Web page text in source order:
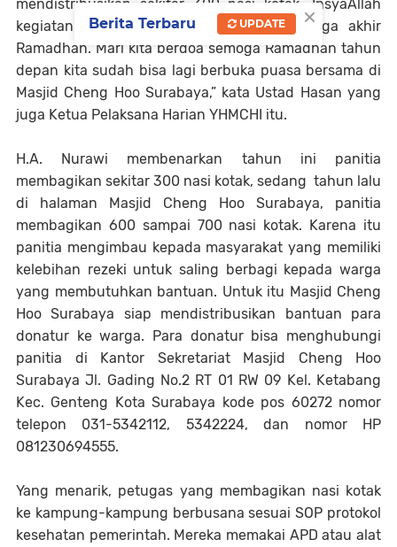
mendistribusikan sekitar 300 nasi kotak. InsyaAllah
kegiatan ini akan terus berlangsung hingga akhir
Ramadhan. Mari kita berdoa semoga Ramadhan tahun
depan kita sudah bisa lagi berbuka puasa bersama di
Masjid Cheng Hoo Surabaya,” kata Ustad Hasan yang
juga Ketua Pelaksana Harian YHMCHI itu.
H.A. Nurawi membenarkan tahun ini panitia
membagikan sekitar 300 nasi kotak, sedang tahun lalu
di halaman Masjid Cheng Hoo Surabaya, panitia
membagikan 600 sampai 700 nasi kotak. Karena itu
panitia mengimbau kepada masyarakat yang memiliki
kelebihan rezeki untuk saling berbagi kepada warga
yang membutuhkan bantuan. Untuk itu Masjid Cheng
Hoo Surabaya siap mendistribusikan bantuan para
donatur ke warga. Para donatur bisa menghubungi
panitia di Kantor Sekretariat Masjid Cheng Hoo
Surabaya Jl. Gading No.2 RT 01 RW 09 Kel. Ketabang
Kec. Genteng Kota Surabaya kode pos 60272 nomor
telepon 031-5342112, 5342224, dan nomor HP
081230694555.
Yang menarik, petugas yang membagikan nasi kotak
ke kampung-kampung berbusana sesuai SOP protokol
kesehatan pemerintah. Mereka memakai APD atau alat
×
Berita Terbaru UPDATE